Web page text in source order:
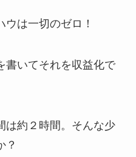
ウは一切のゼロ！
書いてそれを収益化で
は約２時間。そんな少
？